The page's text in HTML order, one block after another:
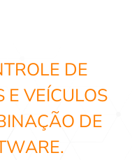
DE
E VEÍCULOS
DE